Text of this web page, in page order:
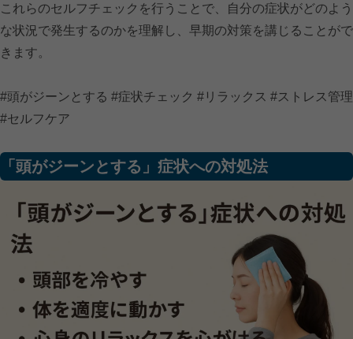
これらのセルフチェックを行うことで、自分の症状がどのよう
な状況で発生するのかを理解し、早期の対策を講じることがで
きます。
#頭がジーンとする #症状チェック #リラックス #ストレス管理
#セルフケア
「頭がジーンとする」症状への対処法